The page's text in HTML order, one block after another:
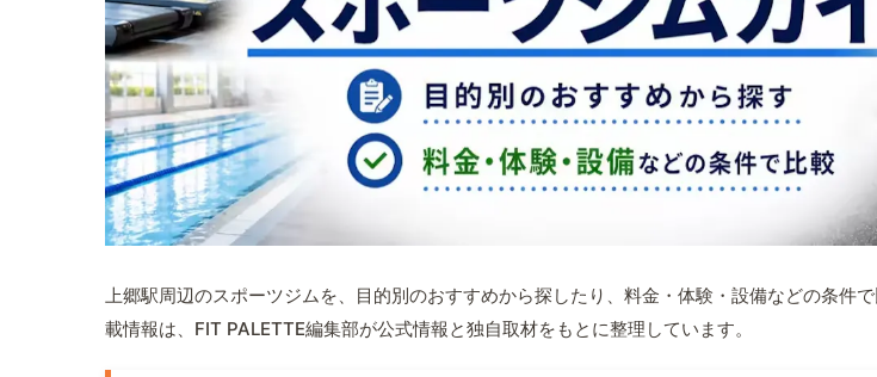
上郷駅周辺のスポーツジムを、目的別のおすすめから探したり、料金・体験・設備などの条件
載情報は、FIT PALETTE編集部が公式情報と独自取材をもとに整理しています。